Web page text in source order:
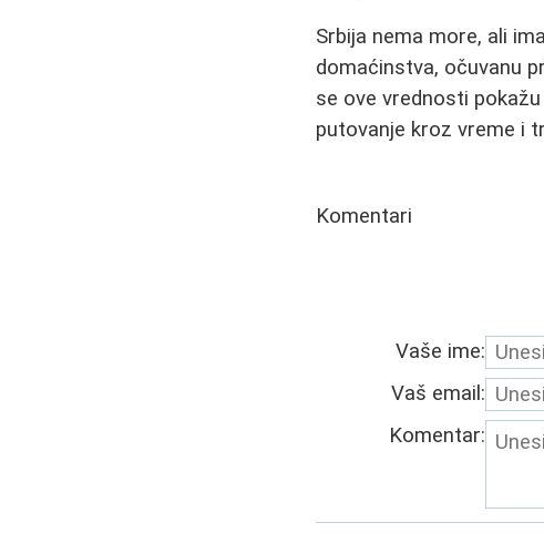
Srbija nema more, ali
domaćinstva, očuvanu
se ove vrednosti
putovanje kroz vreme i
Komentari
Vaše ime:
Vaš email:
Komentar: